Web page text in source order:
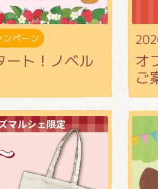
ンペーン
ト！ノベル
オ
ご
こう 家庭科部